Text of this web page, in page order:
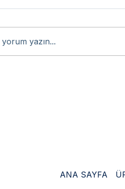
yazın...
ANA SAYFA